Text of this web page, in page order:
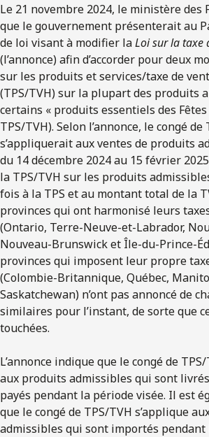
Le 21 novembre 2024, le ministère des
que le gouvernement présenterait au
de loi visant à modifier laLoi sur la taxe
(l’annonce) afin d’accorder pour deux
sur les produits et services/taxe de
(TPS/TVH) sur la plupart des produits
certains « produits essentiels des Fêtes
TPS/TVH). Selon l’annonce, le congé de
s’appliquerait aux ventes de produits
du 14 décembre 2024 au 15 février
la TPS/TVH sur les produits
fois à la TPS et au montant total de la
provinces qui ont harmonisé leurs
(Ontario, Terre-Neuve-et-Labrador,
Nouveau-Brunswick et Île-du-Prince-
provinces qui imposent leur propre
(Colombie-Britannique, Québec,
Saskatchewan) n’ont pas annoncé de
similaires pour l’instant, de sorte que
touchées.
L’annonce indique que le congé de
aux produits admissibles qui sont
payés pendant la période visée. Il est
que le congé de TPS/TVH s’applique
admissibles qui sont importés pendant